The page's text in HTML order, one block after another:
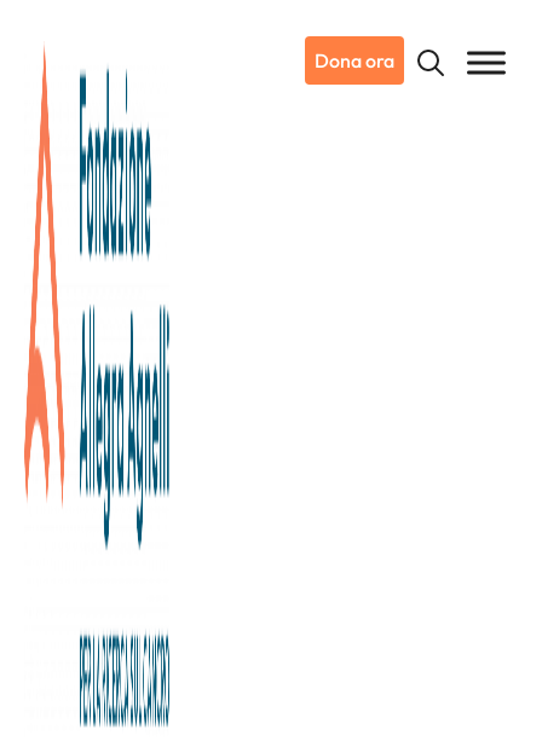
Dona ora
19/07/2025
Dicono di noi
Svolta sui tumori ovarici a
Candiolo